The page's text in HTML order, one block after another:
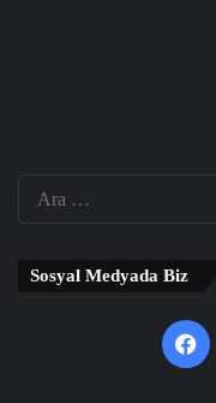
Sosyal Medyada Biz